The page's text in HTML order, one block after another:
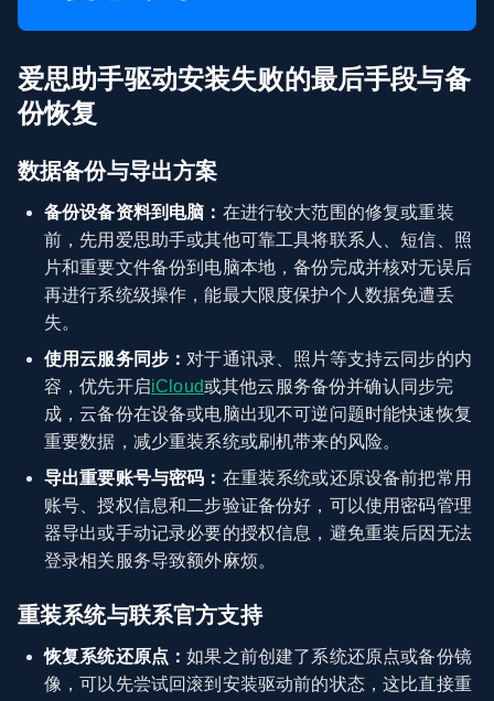
爱思助手驱动安装失败的最后手段与备
份恢复
数据备份与导出方案
备份设备资料到电脑： 在进行较大范围的修复或重装
前，先用爱思助手或其他可靠工具将联系人、短信、照
片和重要文件备份到电脑本地，备份完成并核对无误后
再进行系统级操作，能最大限度保护个人数据免遭丢
失。
使用云服务同步： 对于通讯录、照片等支持云同步的内
容，优先开启iCloud或其他云服务备份并确认同步完
成，云备份在设备或电脑出现不可逆问题时能快速恢复
重要数据，减少重装系统或刷机带来的风险。
导出重要账号与密码： 在重装系统或还原设备前把常用
账号、授权信息和二步验证备份好，可以使用密码管理
器导出或手动记录必要的授权信息，避免重装后因无法
登录相关服务导致额外麻烦。
重装系统与联系官方支持
恢复系统还原点：如果之前创建了系统还原点或备份镜
像，可以先尝试回滚到安装驱动前的状态，这比直接重